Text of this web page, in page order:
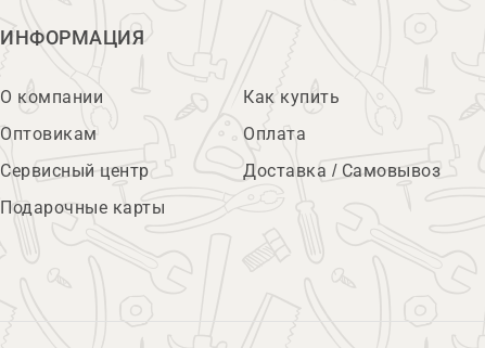
ИНФОРМАЦИЯ
О компании
Оптовикам
Сервисный центр
Подарочные карты
Как купить
Оплата
Доставка / Самовывоз